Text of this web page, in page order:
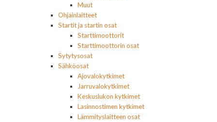
Muut
Ohjainlaitteet
Startit ja startin osat
Starttimoottorit
Starttimoottorin osat
Sytytysosat
Sähköosat
Ajovalokytkimet
Jarruvalokytkimet
Keskuslukon kytkimet
Lasinnostimen kytkimet
Lämmityslaitteen osat